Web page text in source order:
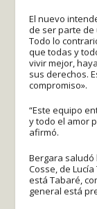
El nuevo
de ser parte de
Todo lo
que todas y
vivir mejor,
sus derechos.
compromiso».
“Este equipo
y todo el amor
afirmó.
Bergara
Cosse, de
está Tabaré,
general está